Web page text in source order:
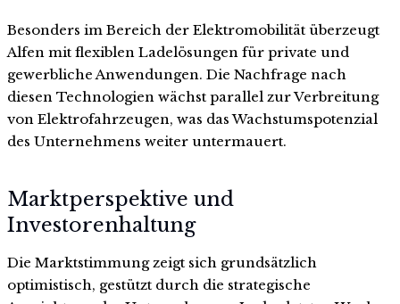
Besonders im Bereich der Elektromobilität überzeugt
Alfen mit flexiblen Ladelösungen für private und
gewerbliche Anwendungen. Die Nachfrage nach
diesen Technologien wächst parallel zur Verbreitung
von Elektrofahrzeugen, was das Wachstumspotenzial
des Unternehmens weiter untermauert.
Marktperspektive und
Investorenhaltung
Die Marktstimmung zeigt sich grundsätzlich
optimistisch, gestützt durch die strategische